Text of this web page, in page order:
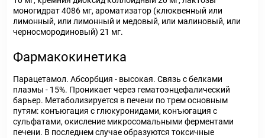
моногидрат 4086 мг, ароматизатор (клюквенный или
лимонный, или лимонный и медовый, или малиновый, или
черносмородиновый) 21 мг.
Фармакокинетика
Парацетамол. Абсорбция - высокая. Связь с белками
плазмы - 15%. Проникает через гематоэнцефалический
барьер. Метаболизируется в печени по трем основным
путям: конъюгация с глюкуронидами, конъюгация с
сульфатами, окисление микросомальными ферментами
печени. В последнем случае образуются токсичные